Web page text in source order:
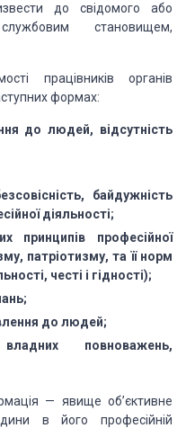
до свідомого або
становищем,
працівників органів
формах:
до людей, відсутність
байдужність
діяльності;
принципів професійної
патріотизму, та її норм
честі і гідності);
до людей;
повноважень,
— явище об’єктивне
в його професійній